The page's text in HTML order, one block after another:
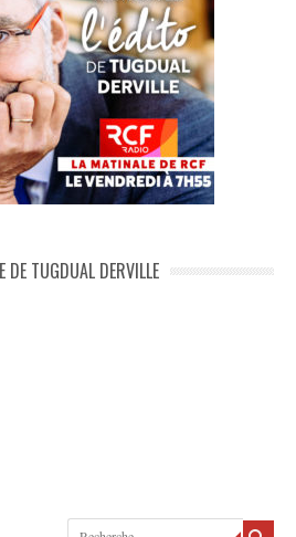
DE TUGDUAL DERVILLE
Recherche